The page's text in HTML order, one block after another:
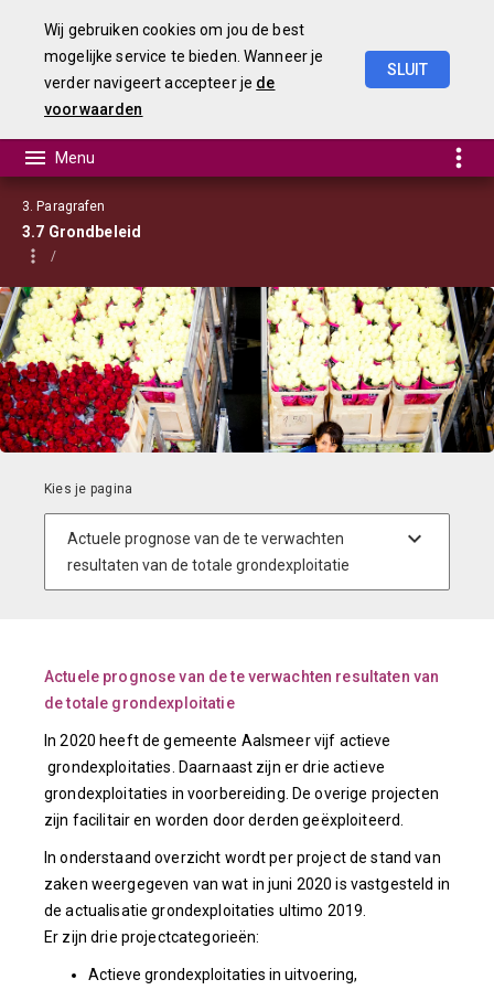
3. Paragrafen
3.7 Grondbeleid
Actuele prognose van de te verwachten resultaten van
de totale grondexploitatie
In 2020 heeft de gemeente Aalsmeer vijf actieve
grondexploitaties. Daarnaast zijn er drie actieve
grondexploitaties in voorbereiding. De overige projecten
zijn facilitair en worden door derden geëxploiteerd.
In onderstaand overzicht wordt per project de stand van
zaken weergegeven van wat in juni 2020 is vastgesteld in
de actualisatie grondexploitaties ultimo 2019.
Er zijn drie projectcategorieën:
Actieve grondexploitaties in uitvoering,
Wij gebruiken cookies om jou de best
mogelijke service te bieden. Wanneer je
verder navigeert accepteer je de
voorwaarden
SLUIT